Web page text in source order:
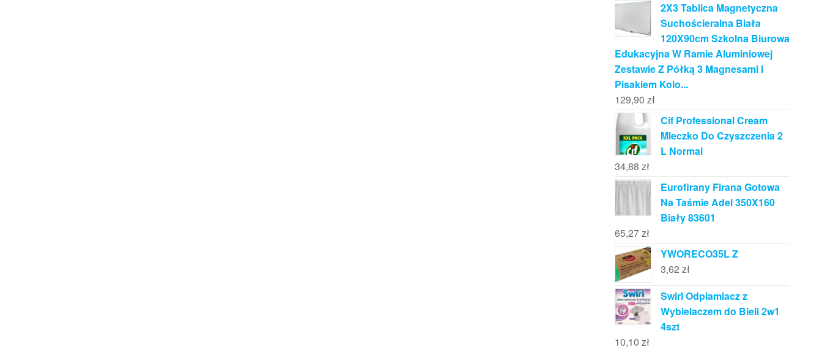
2X3 Tablica Magnetyczna
Suchościeralna Biała
120X90cm Szkolna Biurowa
Edukacyjna W Ramie Aluminiowej
Zestawie Z Półką 3 Magnesami I
Pisakiem Kolo...
129,90 zł
Cif Professional Cream
Mleczko Do Czyszczenia 2
L Normal
34,88 zł
Eurofirany Firana Gotowa
Na Taśmie Adel 350X160
Biały 83601
65,27zł
YWORECO35L Z
3,62 zł
Swirl Odplamiacz z
Wybielaczem do Bieli 2w1
4szt
10,10 zł